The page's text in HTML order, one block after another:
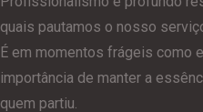
quais pautamos o nosso
É em momentos frágeis como
importância de manter a
quem partiu.